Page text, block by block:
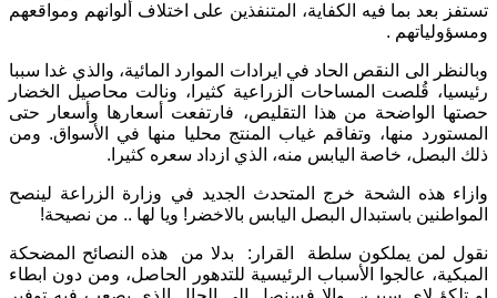
تستفز بعد بما فيه الكفاية، المتنفذين على اختلاف ألوانهم ومواقعهم
ومسؤولياتهم .
وبالنظر الى النقص الحاد في ايرادات الموارد المائية، والذي غدا سببا
رئيسيا، قُلصت المساحات الزراعية كثيرا، ونالت محاصيل الخضار
حصتها الواضحة من هذا التقليص، فارتفعت أسعارها وأسعار حتى
المستورد منها، وتفاقم غياب المنتج محليا منها في الأسواق. ومن
ذلك البصل، خاصة اليابس منه، الذي ازداد سعره كثيرا.
وازاء هذه الشحة خرج المتحدث الجديد في وزارة الزراعة لينصح
المواطنين باستبدال البصل اليابس بالاخضر! ويا لها .. من نصيحة!
نقول لمن يملكون سلطة القرار: بدلا من هذه النصائح المضحكة
المبكية، عالجوا الأسباب الرئيسية للتدهور الحاصل، ومن دون ابطاء